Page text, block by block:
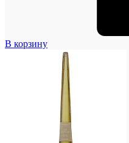
В корзину